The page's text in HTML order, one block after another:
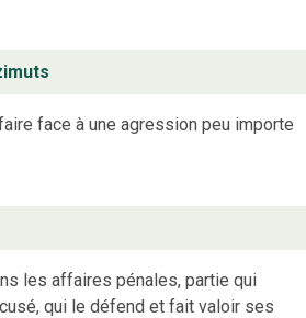
face à une agression peu importe
les affaires pénales, partie qui
qui le défend et fait valoir ses